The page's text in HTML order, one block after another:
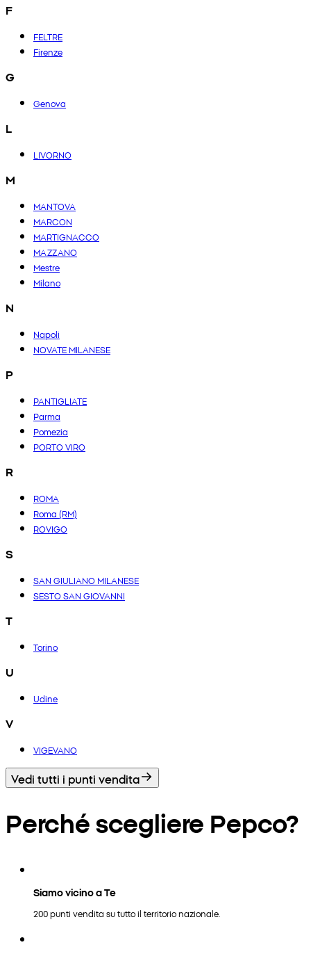
F
FELTRE
Firenze
G
Genova
L
LIVORNO
M
MANTOVA
MARCON
MARTIGNACCO
MAZZANO
Mestre
Milano
N
Napoli
NOVATE MILANESE
P
PANTIGLIATE
Parma
Pomezia
PORTO VIRO
R
ROMA
Roma (RM)
ROVIGO
S
SAN GIULIANO MILANESE
SESTO SAN GIOVANNI
T
Torino
U
Udine
V
VIGEVANO
Vedi tutti i punti vendita
Perché scegliere Pepco?
Siamo vicino a Te
200 punti vendita su tutto il territorio nazionale.